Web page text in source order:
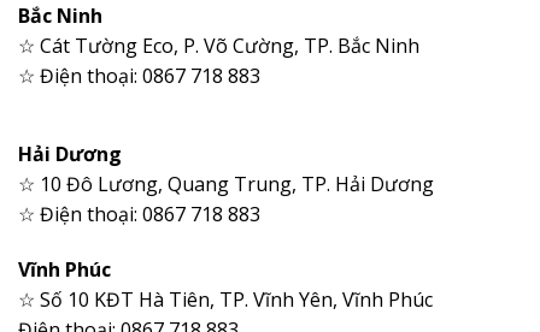
Bắc Ninh
☆ Cát Tường Eco, P. Võ Cường, TP. Bắc Ninh
☆ Điện thoại: 0867 718 883
Hải Dương
☆ 10 Đô Lương, Quang Trung, TP. Hải Dương
☆ Điện thoại: 0867 718 883
Vĩnh Phúc
☆ Số 10 KĐT Hà Tiên, TP. Vĩnh Yên, Vĩnh Phúc